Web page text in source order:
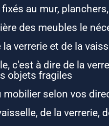
au mur,
des meubles le
verrerie et de la
c'est à dire de la
objets fragiles
mobilier selon vos
de la verrerie,